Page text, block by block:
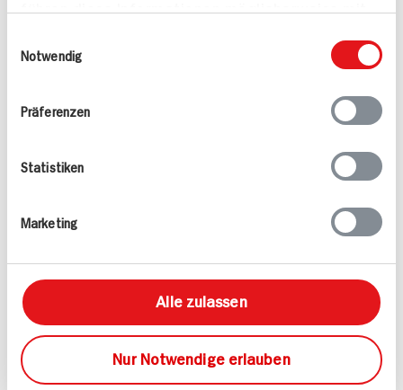
bereitgestellt haben oder die sie im Rahmen
Notwendig
Präferenzen
Statistiken
Marketing
Alle zulassen
Nur Notwendige erlauben
Folgen Sie uns auf TikTok
Angebote & Coupons
Rezepte
Sortiment
Marktfinder
Unser Magazin
Verantwortung & Nachhaltigkeit